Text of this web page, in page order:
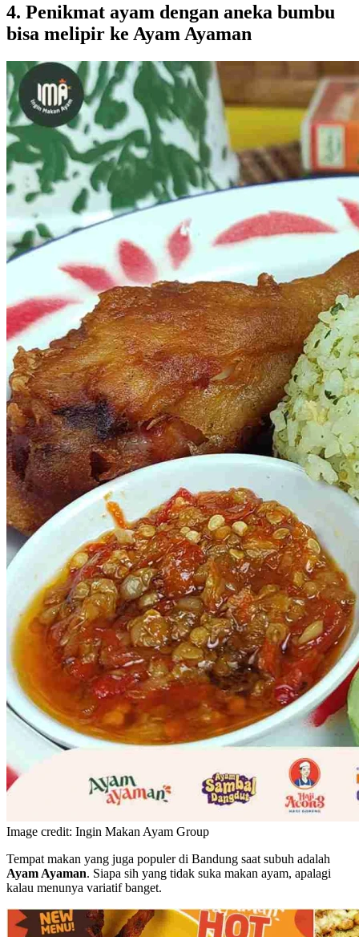
4. Penikmat ayam dengan aneka bumbu
bisa melipir ke Ayam Ayaman
Image credit: Ingin Makan Ayam Group
Tempat makan yang juga populer di Bandung saat subuh adalah
Ayam Ayaman. Siapa sih yang tidak suka makan ayam, apalagi
kalau menunya variatif banget.